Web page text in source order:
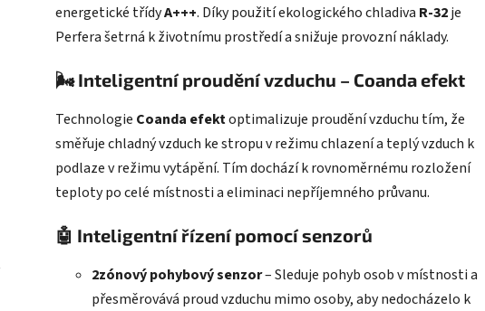
energetické třídyA+++. Díky použití ekologického chladiva R-32je
Perfera šetrná k životnímu prostředí a snižuje provozní náklady.
🌬️Inteligentní proudění vzduchu – Coanda efekt
Technologie Coanda efektoptimalizuje proudění vzduchu tím, že
směřuje chladný vzduch ke stropu v režimu chlazení a teplý vzduch k
podlaze v režimu vytápění. Tím dochází k rovnoměrnému rozložení
teploty po celé místnosti a eliminaci nepříjemného průvanu.
🤖 Inteligentní řízení pomocí senzorů
2zónový pohybový senzor– Sleduje pohyb osob v místnosti a
přesměrovává proud vzduchu mimo osoby, aby nedocházelo k